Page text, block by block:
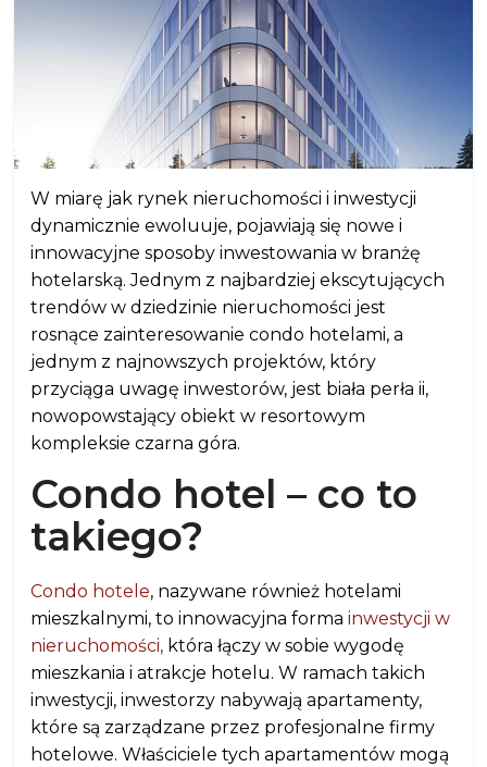
W miarę jak rynek nieruchomości i inwestycji
dynamicznie ewoluuje, pojawiają się nowe i
innowacyjne sposoby inwestowania w branżę
hotelarską. Jednym z najbardziej ekscytujących
trendów w dziedzinie nieruchomości jest
rosnące zainteresowanie condo hotelami, a
jednym z najnowszych projektów, który
przyciąga uwagę inwestorów, jest biała perła ii,
nowopowstający obiekt w resortowym
kompleksie czarna góra.
Condo hotel – co to
takiego?
Condo hotele, nazywane również hotelami
mieszkalnymi, to innowacyjna formainwestycji w
nieruchomości, która łączy w sobie wygodę
mieszkania i atrakcje hotelu. W ramach takich
inwestycji, inwestorzy nabywają apartamenty,
które są zarządzane przez profesjonalne firmy
hotelowe. Właściciele tych apartamentów mogą